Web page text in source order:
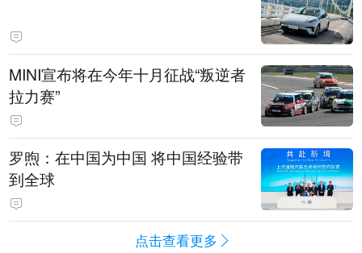
MINI宣布将在今年十月征战“叛逆者
拉力赛”
罗煦：在中国为中国 将中国经验带
到全球
点击查看更多